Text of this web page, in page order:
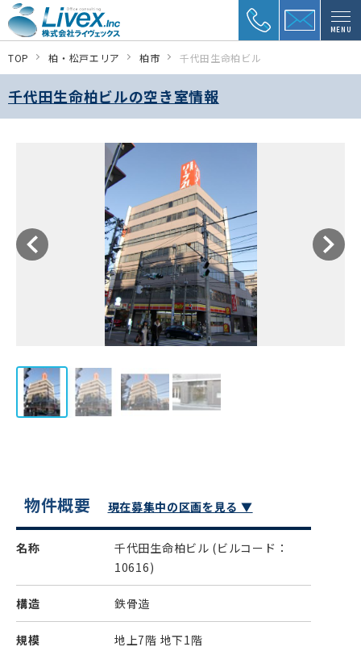
MENU
TOP 柏・松戸エリア 柏市 千代田生命柏ビル
千代田生命柏ビルの空き室情報
物件概要 現在募集中の区画を見る ▼
名称 千代田生命柏ビル (ビルコード：
10616)
構造 鉄骨造
規模 地上7階 地下1階